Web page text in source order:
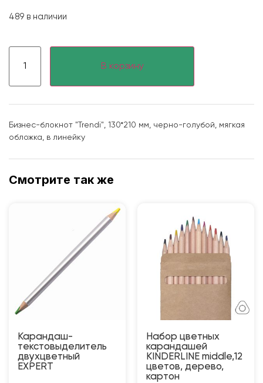
489 в наличии
В корзину
Бизнес-блокнот "Trendi", 130*210 мм, черно-голубой, мягкая
обложка, в линейку
Смотрите так же
Карандаш-
текстовыделитель
двухцветный
EXPERT
Набор цветных
карандашей
KINDERLINE middle,12
цветов, дерево,
картон